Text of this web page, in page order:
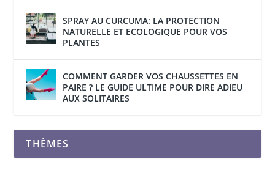
SPRAY AU CURCUMA: LA PROTECTION
NATURELLE ET ECOLOGIQUE POUR VOS
PLANTES
COMMENT GARDER VOS CHAUSSETTES EN
PAIRE ? LE GUIDE ULTIME POUR DIRE ADIEU
AUX SOLITAIRES
THÈMES